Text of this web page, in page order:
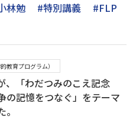
林勉 #特別講義
#FLP
教育プログラム）
、「わだつみのこえ記念
の記憶をつなぐ」をテーマ